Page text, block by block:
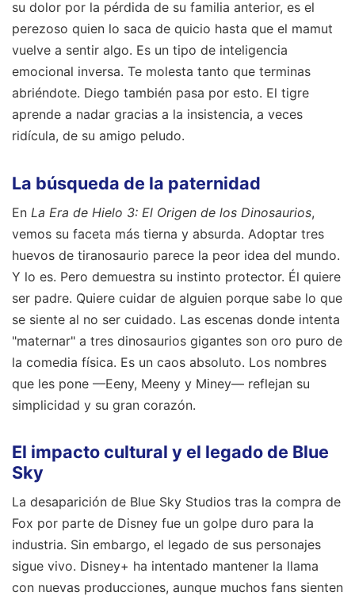
su dolor por la pérdida de su familia anterior, es el
perezoso quien lo saca de quicio hasta que el mamut
vuelve a sentir algo. Es un tipo de inteligencia
emocional inversa. Te molesta tanto que terminas
abriéndote. Diego también pasa por esto. El tigre
aprende a nadar gracias a la insistencia, a veces
ridícula, de su amigo peludo.
La búsqueda de la paternidad
En La Era de Hielo 3: El Origen de los Dinosaurios,
vemos su faceta más tierna y absurda. Adoptar tres
huevos de tiranosaurio parece la peor idea del mundo.
Y lo es. Pero demuestra su instinto protector. Él quiere
ser padre. Quiere cuidar de alguien porque sabe lo que
se siente al no ser cuidado. Las escenas donde intenta
"maternar" a tres dinosaurios gigantes son oro puro de
la comedia física. Es un caos absoluto. Los nombres
que les pone —Eeny, Meeny y Miney— reflejan su
simplicidad y su gran corazón.
El impacto cultural y el legado de Blue
Sky
La desaparición de Blue Sky Studios tras la compra de
Fox por parte de Disney fue un golpe duro para la
industria. Sin embargo, el legado de sus personajes
sigue vivo. Disney+ ha intentado mantener la llama
con nuevas producciones, aunque muchos fans sienten